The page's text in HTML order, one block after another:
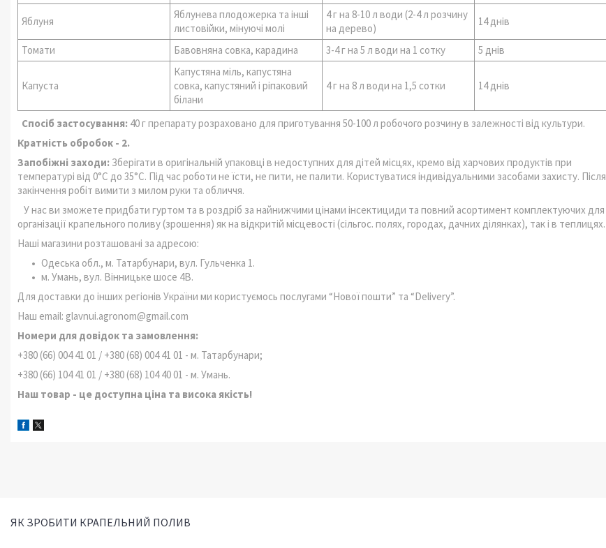
Яблуня
Яблунева плодожерка та інші
листовійки, мінуючі молі
4 г на 8-10 л води (2-4 л розчину
на дерево)
14 днів
Томати Бавовняна совка, карадина 3-4 г на 5 л води на 1 сотку 5 днів
Капуста
Капустяна міль, капустяна
совка, капустяний і ріпаковий
білани
4 г на 8 л води на 1,5 сотки 14 днів
Спосіб застосування: 40 г препарату розраховано для приготування 50-100 л робочого розчину в залежності від культури.
Кратність обробок - 2.
Запобіжні заходи: Зберігати в оригінальній упаковці в недоступних для дітей місцях, кремо від харчових продуктів при
температурі від 0°С до 35°С. Під час роботи не їсти, не пити, не палити. Користуватися індивідуальними засобами захисту. Після
закінчення робіт вимити з милом руки та обличчя.
У нас ви зможете придбати гуртом та в роздріб за найнижчими цінами інсектициди та повний асортимент комплектуючих для
організації крапельного поливу (зрошення) як на відкритій місцевості (сільгос. полях, городах, дачних ділянках), так і в теплицях.
Наші магазини розташовані за адресою:
Одеська обл., м. Татарбунари, вул. Гульченка 1.
м. Умань, вул. Вінницьке шосе 4В.
Для доставки до інших регіонів України ми користуємось послугами “Нової пошти” та “Delivery”.
Наш email: glavnui.agronom@gmail.com
Номери для довідок та замовлення:
+380 (66) 004 41 01 / +380 (68) 004 41 01 - м. Татарбунари;
+380 (66) 104 41 01 / +380 (68) 104 40 01 - м. Умань.
Наш товар - це доступна ціна та висока якість!
ЯК ЗРОБИТИ КРАПЕЛЬНИЙ ПОЛИВ